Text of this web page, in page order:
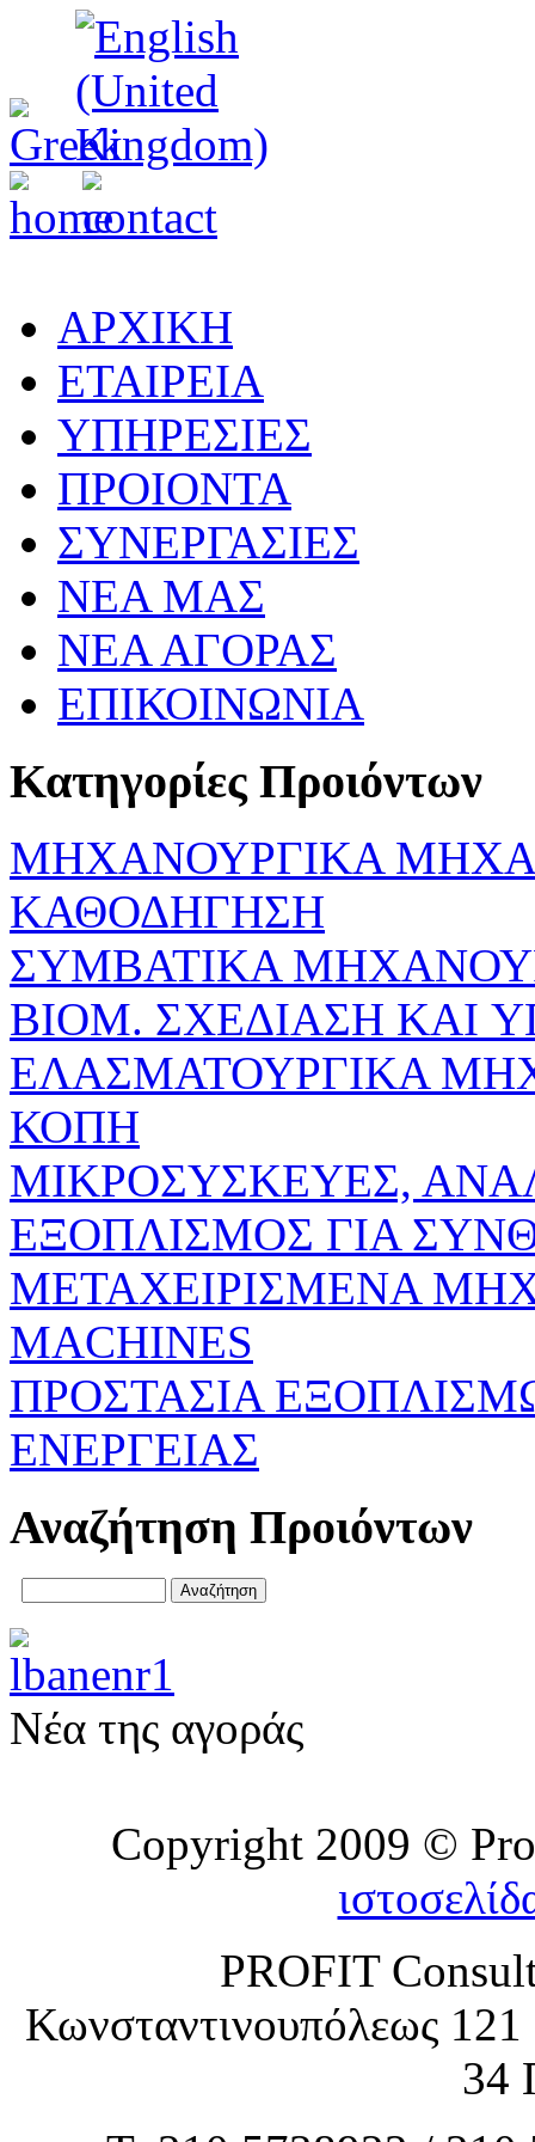
ΑΡΧΙΚΗ
ΕΤΑΙΡΕΙΑ
ΥΠΗΡΕΣΙΕΣ
ΠΡΟΙΟΝΤΑ
ΣΥΝΕΡΓΑΣΙΕΣ
ΝΕΑ ΜΑΣ
ΝΕΑ ΑΓΟΡΑΣ
ΕΠΙΚΟΙΝΩΝΙΑ
Κατηγορίες Προιόντων
ΜΗΧΑΝΟΥΡΓΙΚΑ
ΚΑΘΟΔΗΓΗΣΗ
ΣΥΜΒΑΤΙΚΑ
ΒΙΟΜ. ΣΧΕΔΙΑΣΗ KAI
ΕΛΑΣΜΑΤΟΥΡΓΙΚΑ
ΚΟΠΗ
ΜΙΚΡΟΣΥΣΚΕΥΕΣ,
ΕΞΟΠΛΙΣΜΟΣ ΓΙΑ
ΜΕΤΑΧΕΙΡΙΣΜΕΝΑ
MACHINES
ΠΡΟΣΤΑΣΙΑ
ΕΝΕΡΓΕΙΑΣ
Αναζήτηση Προιόντων
Νέα της αγοράς
Copyright 2009 ©
PROFIT
Κωνσταντινουπόλεως
34